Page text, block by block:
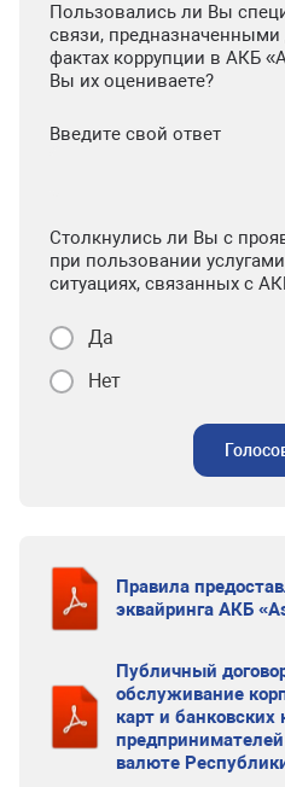
Пользовались ли Вы
связи,
фактах коррупции в АКБ
Вы их оцениваете?
Введите свой ответ
Столкнулись ли Вы с
при пользовании
ситуациях, связанных с
Да
Нет
Правила
эквайринга АКБ
Публичный
обслуживание
карт и
валюте